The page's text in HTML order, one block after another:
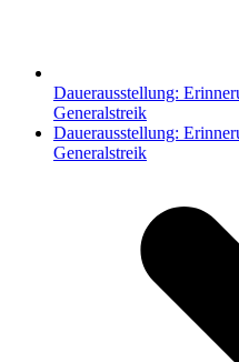
Dauerausstellung:
Generalstreik
Nächster
Beitrag:
Dauerausstellung:
Generalstreik